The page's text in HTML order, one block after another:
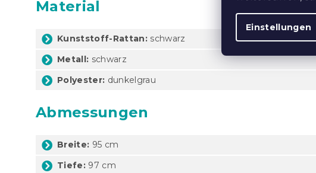
Einstellungen
Material
Kunststoff-Rattan: schwarz
Metall: schwarz
Polyester: dunkelgrau
Abmessungen
Breite: 95 cm
Tiefe: 97 cm